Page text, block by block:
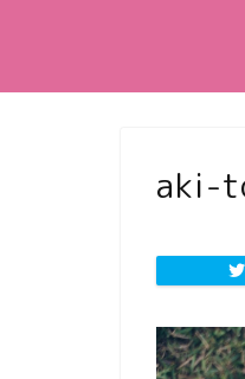
aki-